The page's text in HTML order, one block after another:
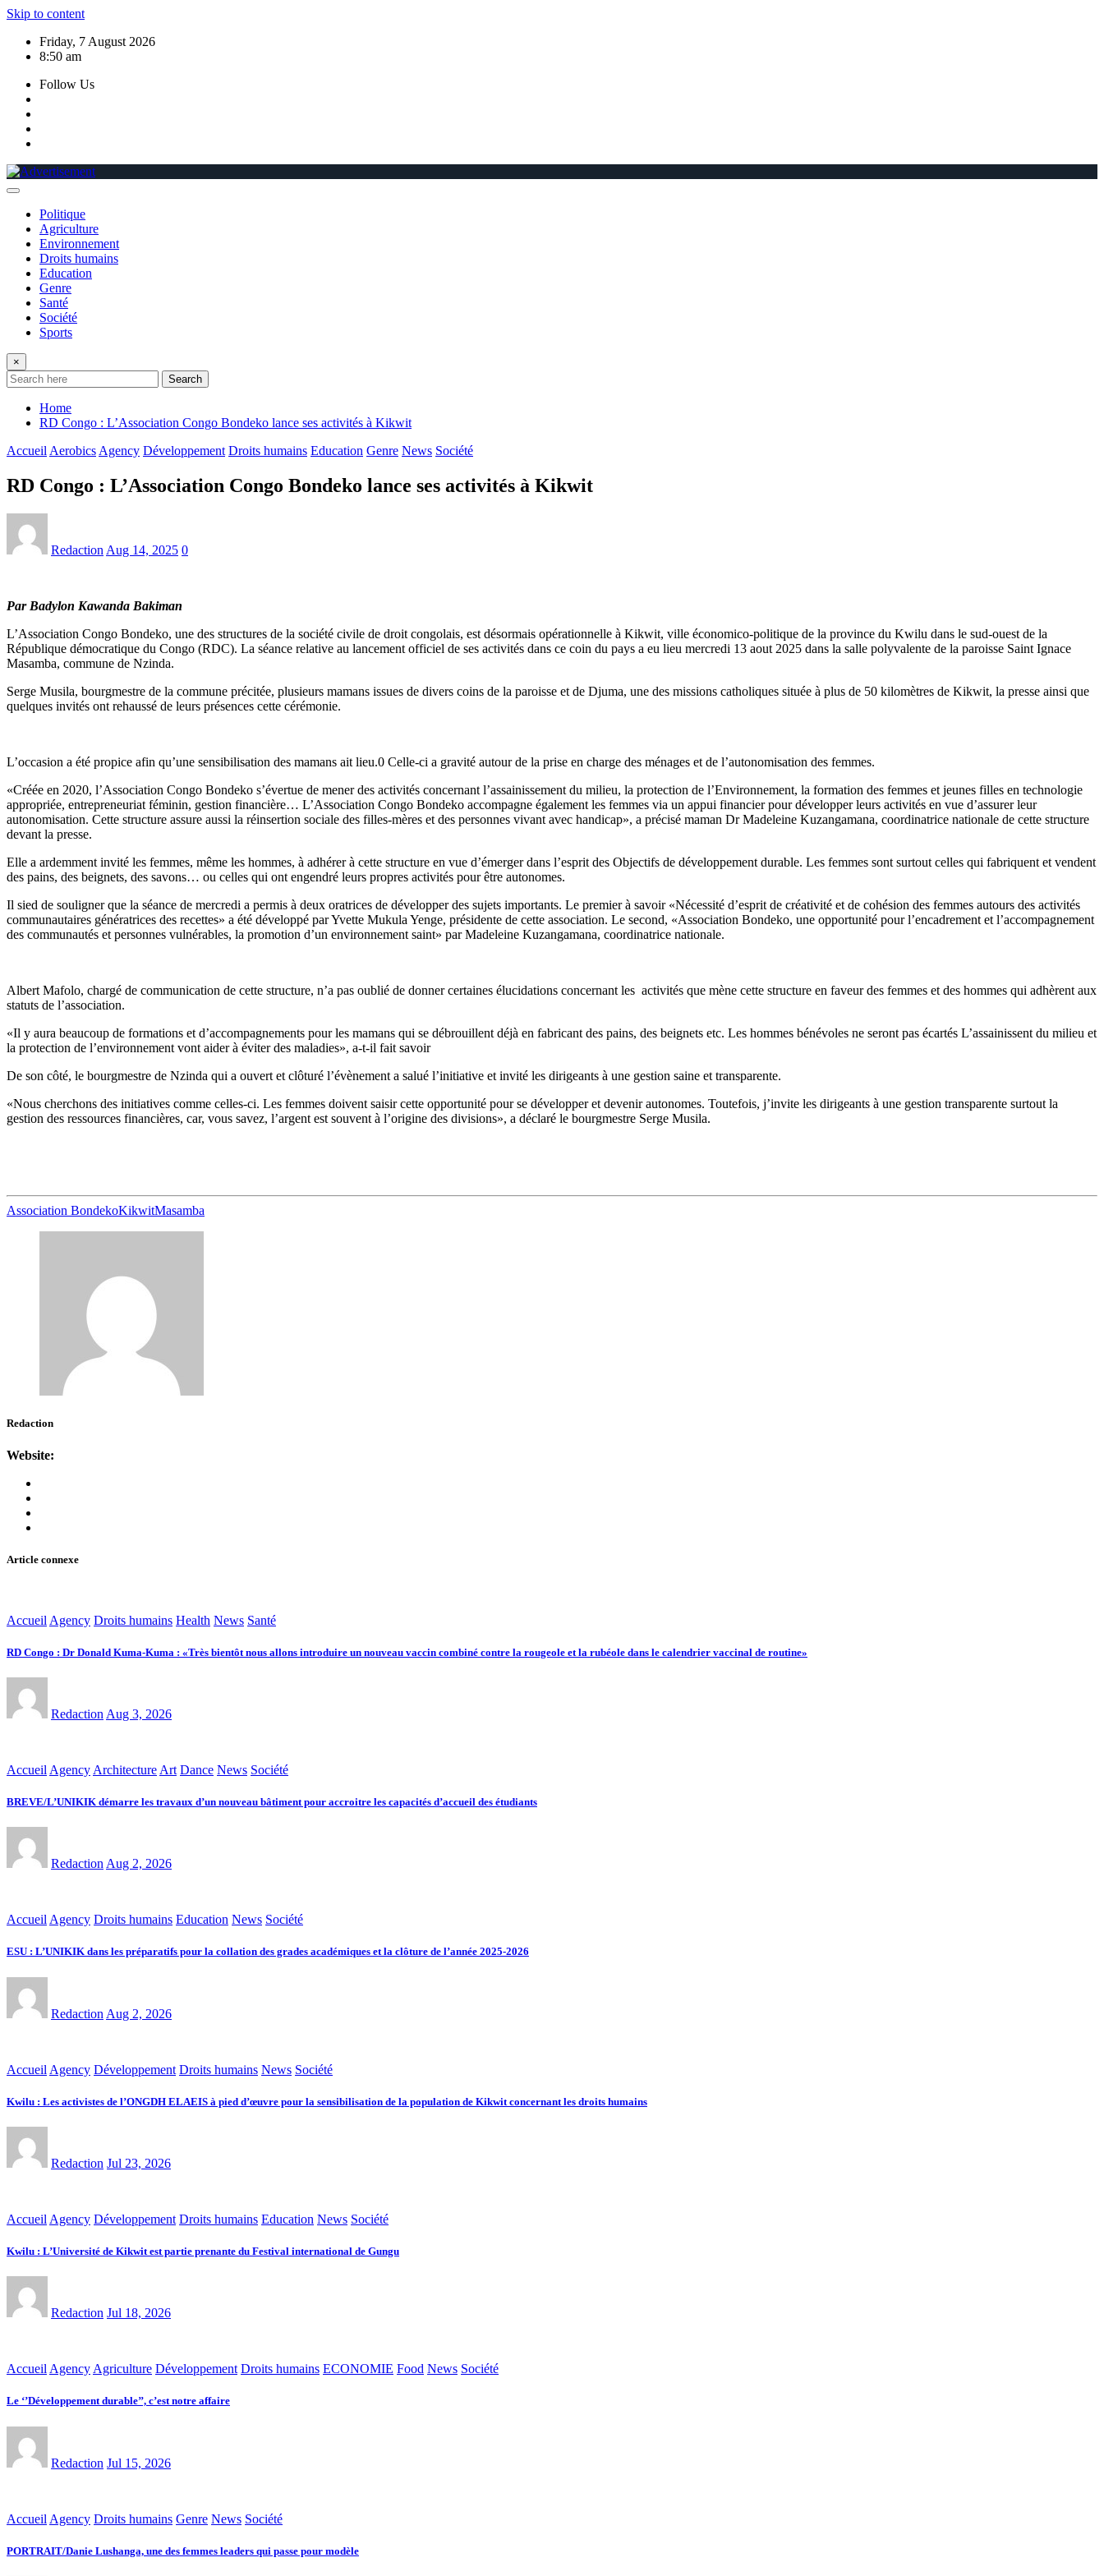
Skip to content
Friday, 7 August 2026
8:50 am
Follow Us
Politique
Agriculture
Environnement
Droits humains
Education
Genre
Santé
Société
Sports
×
Search
Home
RD Congo : L’Association Congo Bondeko lance ses activités à Kikwit
Accueil Aerobics Agency Développement Droits humains Education Genre News Société
RD Congo : L’Association Congo Bondeko lance ses activités à Kikwit
Redaction Aug 14, 2025 0
Par Badylon Kawanda Bakiman
L’Association Congo Bondeko, une des structures de la société civile de droit congolais, est désormais opérationnelle à Kikwit, ville économico-politique de la province du Kwilu dans le sud-ouest de la
République démocratique du Congo (RDC). La séance relative au lancement officiel de ses activités dans ce coin du pays a eu lieu mercredi 13 aout 2025 dans la salle polyvalente de la paroisse Saint Ignace
Masamba, commune de Nzinda.
Serge Musila, bourgmestre de la commune précitée, plusieurs mamans issues de divers coins de la paroisse et de Djuma, une des missions catholiques située à plus de 50 kilomètres de Kikwit, la presse ainsi que
quelques invités ont rehaussé de leurs présences cette cérémonie.
L’occasion a été propice afin qu’une sensibilisation des mamans ait lieu.0 Celle-ci a gravité autour de la prise en charge des ménages et de l’autonomisation des femmes.
«Créée en 2020, l’Association Congo Bondeko s’évertue de mener des activités concernant l’assainissement du milieu, la protection de l’Environnement, la formation des femmes et jeunes filles en technologie
appropriée, entrepreneuriat féminin, gestion financière… L’Association Congo Bondeko accompagne également les femmes via un appui financier pour développer leurs activités en vue d’assurer leur
autonomisation. Cette structure assure aussi la réinsertion sociale des filles-mères et des personnes vivant avec handicap», a précisé maman Dr Madeleine Kuzangamana, coordinatrice nationale de cette structure
devant la presse.
Elle a ardemment invité les femmes, même les hommes, à adhérer à cette structure en vue d’émerger dans l’esprit des Objectifs de développement durable. Les femmes sont surtout celles qui fabriquent et vendent
des pains, des beignets, des savons… ou celles qui ont engendré leurs propres activités pour être autonomes.
Il sied de souligner que la séance de mercredi a permis à deux oratrices de développer des sujets importants. Le premier à savoir «Nécessité d’esprit de créativité et de cohésion des femmes autours des activités
communautaires génératrices des recettes» a été développé par Yvette Mukula Yenge, présidente de cette association. Le second, «Association Bondeko, une opportunité pour l’encadrement et l’accompagnement
des communautés et personnes vulnérables, la promotion d’un environnement saint» par Madeleine Kuzangamana, coordinatrice nationale.
Albert Mafolo, chargé de communication de cette structure, n’a pas oublié de donner certaines élucidations concernant les activités que mène cette structure en faveur des femmes et des hommes qui adhèrent aux
statuts de l’association.
«Il y aura beaucoup de formations et d’accompagnements pour les mamans qui se débrouillent déjà en fabricant des pains, des beignets etc. Les hommes bénévoles ne seront pas écartés L’assainissent du milieu et
la protection de l’environnement vont aider à éviter des maladies», a-t-il fait savoir
De son côté, le bourgmestre de Nzinda qui a ouvert et clôturé l’évènement a salué l’initiative et invité les dirigeants à une gestion saine et transparente.
«Nous cherchons des initiatives comme celles-ci. Les femmes doivent saisir cette opportunité pour se développer et devenir autonomes. Toutefois, j’invite les dirigeants à une gestion transparente surtout la
gestion des ressources financières, car, vous savez, l’argent est souvent à l’origine des divisions», a déclaré le bourgmestre Serge Musila.
Association BondekoKikwitMasamba
Redaction
Website:
Article connexe
Accueil Agency Droits humains Health News Santé
RD Congo : Dr Donald Kuma-Kuma : «Très bientôt nous allons introduire un nouveau vaccin combiné contre la rougeole et la rubéole dans le calendrier vaccinal de routine»
Redaction Aug 3, 2026
Accueil Agency Architecture Art Dance News Société
BREVE/L’UNIKIK démarre les travaux d’un nouveau bâtiment pour accroitre les capacités d’accueil des étudiants
Redaction Aug 2, 2026
Accueil Agency Droits humains Education News Société
ESU : L’UNIKIK dans les préparatifs pour la collation des grades académiques et la clôture de l’année 2025-2026
Redaction Aug 2, 2026
Accueil Agency Développement Droits humains News Société
Kwilu : Les activistes de l’ONGDH ELAEIS à pied d’œuvre pour la sensibilisation de la population de Kikwit concernant les droits humains
Redaction Jul 23, 2026
Accueil Agency Développement Droits humains Education News Société
Kwilu : L’Université de Kikwit est partie prenante du Festival international de Gungu
Redaction Jul 18, 2026
Accueil Agency Agriculture Développement Droits humains ECONOMIE Food News Société
Le ‘’Développement durable’’, c’est notre affaire
Redaction Jul 15, 2026
Accueil Agency Droits humains Genre News Société
PORTRAIT/Danie Lushanga, une des femmes leaders qui passe pour modèle